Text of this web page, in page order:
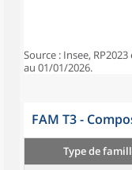
Source : Insee,
au 01/01/2026.
FAM T3 -
Type de